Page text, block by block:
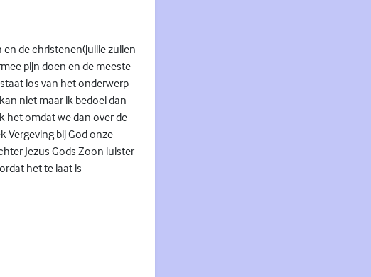
de christenen(jullie zullen
pijn doen en de meeste
los van het onderwerp
niet maar ik bedoel dan
het omdat we dan over de
Vergeving bij God onze
Jezus Gods Zoon luister
het te laat is